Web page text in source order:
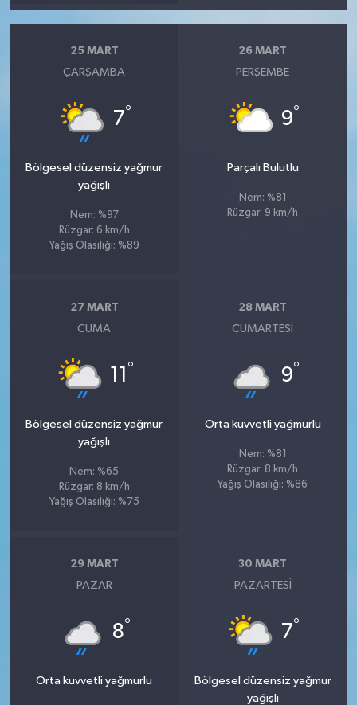
25 MART
ÇARŞAMBA
7°
Bölgesel düzensiz yağmur
yağışlı
Nem: %97
Rüzgar: 6 km/h
Yağış Olasılığı: %89
26 MART
PERŞEMBE
9°
Parçalı Bulutlu
Nem: %81
Rüzgar: 9 km/h
27 MART
CUMA
11 °
Bölgesel düzensiz yağmur
yağışlı
Nem: %65
Rüzgar: 8 km/h
Yağış Olasılığı: %75
28 MART
CUMARTESI
9°
Orta kuvvetli yağmurlu
Nem: %81
Rüzgar: 8 km/h
Yağış Olasılığı: %86
29 MART
PAZAR
8°
Orta kuvvetli yağmurlu
30 MART
PAZARTESI
7°
Bölgesel düzensiz yağmur
yağışlı